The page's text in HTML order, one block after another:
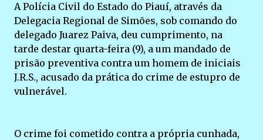
A Polícia Civil do Estado do Piauí, através da
Delegacia Regional de Simões, sob comando do
delegado Juarez Paiva, deu cumprimento, na
tarde destar quarta-feira (9), a um mandado de
prisão preventiva contra um homem de iniciais
J.R.S., acusado da prática do crime de estupro de
vulnerável.
O crime foi cometido contra a própria cunhada,